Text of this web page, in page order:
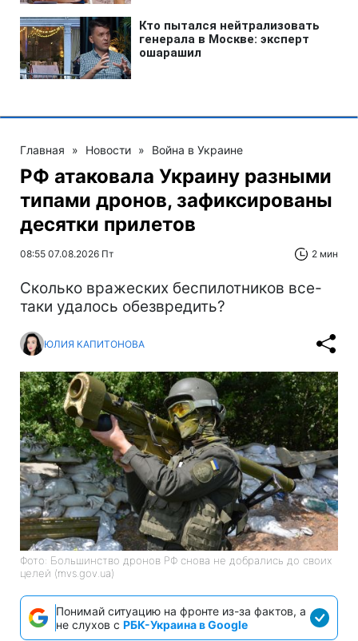
Главная » Новости » Война в Украине
РФ атаковала Украину разными
типами дронов, зафиксированы
десятки прилетов
08:55 07.08.2026 Пт 2 мин
Сколько вражеских беспилотников все-
таки удалось обезвредить?
ЮЛИЯ КАПИТОНОВА
Фото: Большинство дронов РФ снова не добрались до своих
целей (mvs.gov.ua)
Понимай ситуацию на фронте из-за фактов, а
не слухов с РБК-Украина в Google